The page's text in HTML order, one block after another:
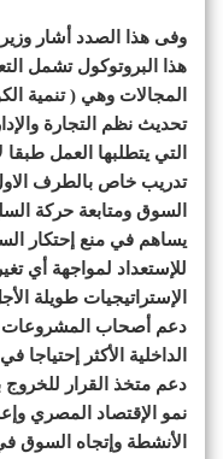
وفى هذا الصدد أشار
هذا البروتوكول تشمل
المجالات وهي ( تنمية
تحديث نظم التجارة
التي يتطلبها العمل
تدريب خاص بالطرف
السوق ومتابعة حركة
يساهم في منع إحتكار
للإستعداد لمواجهة أي
الإستراتيجيات طويلة
دعم أصحاب المشروعات
الداخلية الأكثر إحتياجا
دعم متخذ القرار
نمو الإقتصاد المصري
الأنشطة وإتجاه